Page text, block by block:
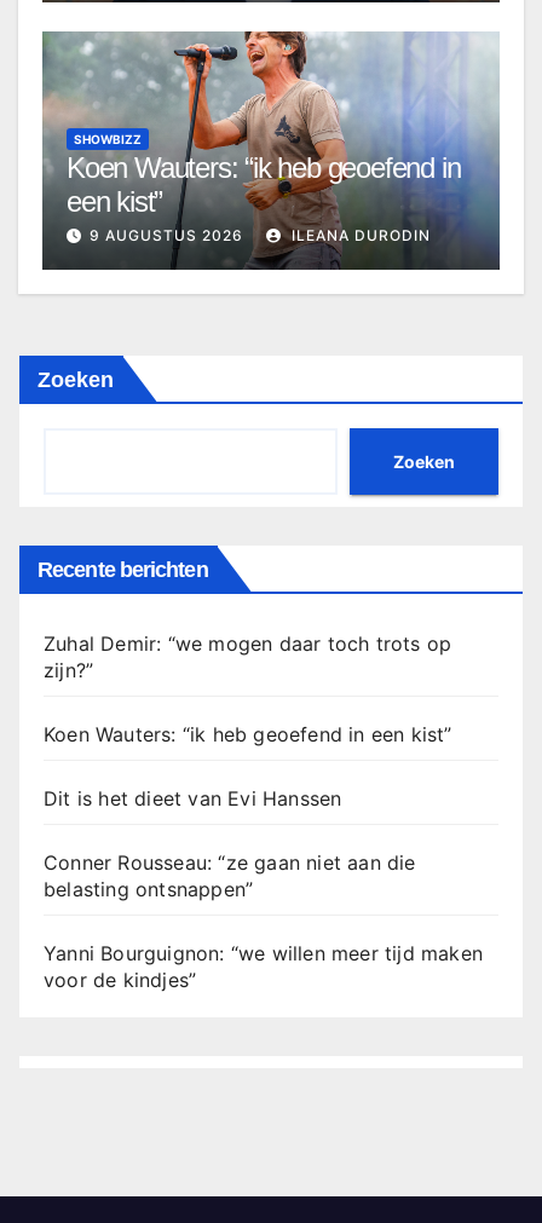
SHOWBIZZ
Koen Wauters: “ik heb geoefend in
een kist”
9 AUGUSTUS 2026 ILEANA DURODIN
Zoeken
Zoeken
Recente berichten
Zuhal Demir: “we mogen daar toch trots op
zijn?”
Koen Wauters: “ik heb geoefend in een kist”
Dit is het dieet van Evi Hanssen
Conner Rousseau: “ze gaan niet aan die
belasting ontsnappen”
Yanni Bourguignon: “we willen meer tijd maken
voor de kindjes”